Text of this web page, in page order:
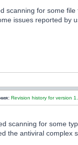
scanning for some file
issues reported by
Revision history for version
scanning for some
the antiviral complex